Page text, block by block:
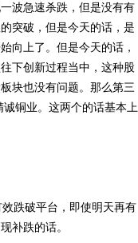
波急速杀跌，但是没有有
突破，但是今天的话，是
向上了。但是今天的话，
下创新过程当中，这种股
块也没有问题。那么第三
铜业。这两个的话基本上
跌破平台，即使明天再有
补跌的话。